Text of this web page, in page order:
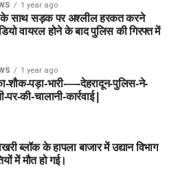
1 year ago
के साथ सड़क पर अश्लील हरकत करने
वायरल होने के बाद पुलिस की गिरफ्त में
1 year ago
शौक-पड़ा-भारी-—-देहरादून-पुलिस-ने-
की-चालानी-कार्रवाई |
ब्लॉक के हापला बाजार में उद्यान विभाग
में मौत हो गई।